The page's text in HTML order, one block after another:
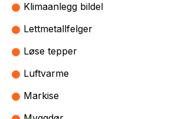
Klimaanlegg bildel
Lettmetallfelger
Løse tepper
Luftvarme
Markise